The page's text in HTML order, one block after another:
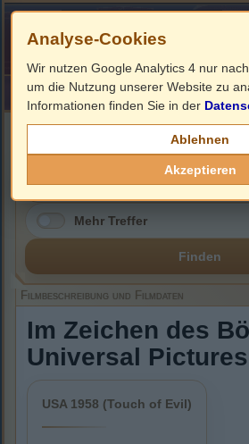
HOME ImpressumLinks
Filmbeschreibung, Cover &
Mehr Treffer
Finden
Filmbeschreibung und Filmdaten
Im Zeichen des
Universal Pictures
USA 1958 (Touch of Evil)
Analyse-Cookies
Wir nutzen Google Analytics 4 nur
um die Nutzung unserer Website zu
Informationen finden Sie in der
Ablehnen
Akzeptieren